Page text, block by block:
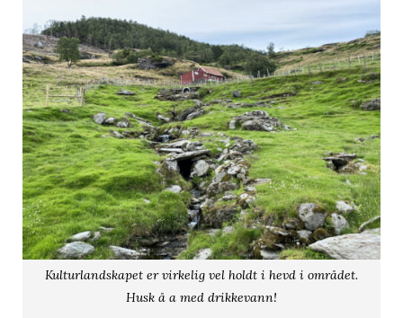
Kulturlandskapet er virkelig vel holdt i hevd i området.
Husk å a med drikkevann!